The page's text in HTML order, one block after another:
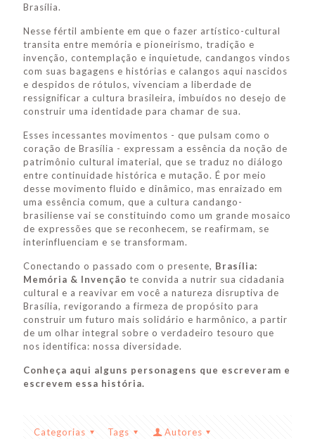
Brasília.
Nesse fértil ambiente em que o fazer artístico-cultural
transita entre memória e pioneirismo, tradição e
invenção, contemplação e inquietude, candangos vindos
com suas bagagens e histórias e calangos aqui nascidos
e despidos de rótulos, vivenciam a liberdade de
ressignificar a cultura brasileira, imbuídos no desejo de
construir uma identidade para chamar de sua.
Esses incessantes movimentos - que pulsam como o
coração de Brasília - expressam a essência da noção de
patrimônio cultural imaterial, que se traduz no diálogo
entre continuidade histórica e mutação. É por meio
desse movimento fluido e dinâmico, mas enraizado em
uma essência comum, que a cultura candango-
brasiliense vai se constituindo como um grande mosaico
de expressões que se reconhecem, se reafirmam, se
interinfluenciam e se transformam.
Conectando o passado com o presente, Brasília:
Memória & Invenção te convida a nutrir sua cidadania
cultural e a reavivar em você a natureza disruptiva de
Brasília, revigorando a firmeza de propósito para
construir um futuro mais solidário e harmônico, a partir
de um olhar integral sobre o verdadeiro tesouro que
nos identifica: nossa diversidade.
Conheça aqui alguns personagens que escreveram e
escrevem essa história.
Categorias Tags
Autores